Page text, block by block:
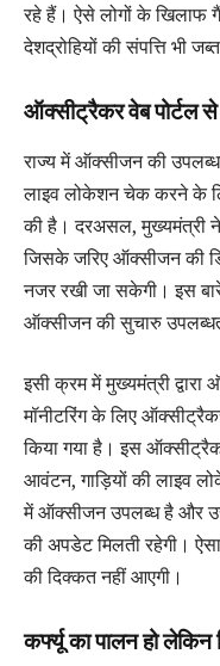
रहे हैं। ऐसे लोगों के खिलाफ
देशद्रोहियों की संपत्ति भी
ऑक्सीट्रैकर वेब पोर्टलसे
राज्य में ऑक्सीजन की
लाइव लोकेशन चेक करने के
की है। दरअसल, मुख्यमंत्री
जिसके जरिए ऑक्सीजन की
नजर रखी जा सकेगी। इस
ऑक्सीजन की सुचारु
इसी क्रम में मुख्यमंत्री
मॉनीटरिंग के लिए
किया गया है। इस
आवंटन, गाड़ियों की लाइव
में ऑक्सीजन उपलब्ध है और
की अपडेट मिलती रहेगी।
की दिक्कत नहीं आएगी।
कर्फ्यू का पालन हो लेकिन